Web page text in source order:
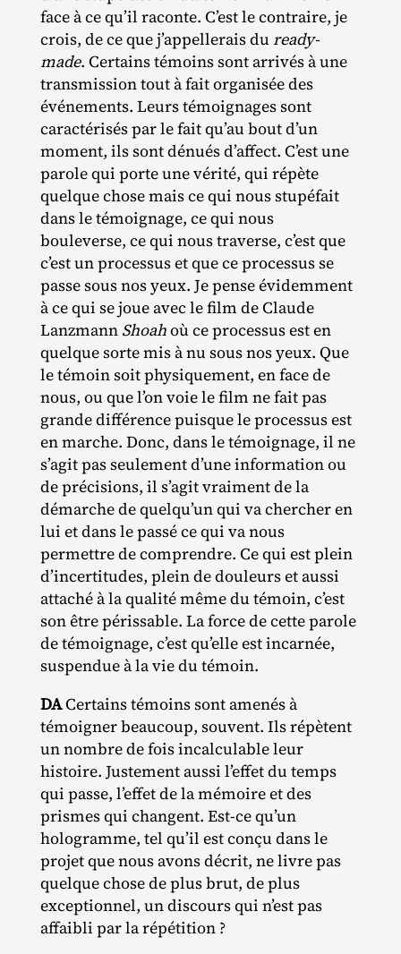
face à ce qu’il raconte. C’est le contraire, je
crois, de ce que j’appellerais du ready-
made. Certains témoins sont arrivés à une
transmission tout à fait organisée des
événements. Leurs témoignages sont
caractérisés par le fait qu’au bout d’un
moment, ils sont dénués d’affect. C’est une
parole qui porte une vérité, qui répète
quelque chose mais ce qui nous stupéfait
dans le témoignage, ce qui nous
bouleverse, ce qui nous traverse, c’est que
c’est un processus et que ce processus se
passe sous nos yeux. Je pense évidemment
à ce qui se joue avec le film de Claude
Lanzmann Shoahoù ce processus est en
quelque sorte mis à nu sous nos yeux. Que
le témoin soit physiquement, en face de
nous, ou que l’on voie le film ne fait pas
grande différence puisque le processus est
en marche. Donc, dans le témoignage, il ne
s’agit pas seulement d’une information ou
de précisions, il s’agit vraiment de la
démarche de quelqu’un qui va chercher en
lui et dans le passé ce qui va nous
permettre de comprendre. Ce qui est plein
d’incertitudes, plein de douleurs et aussi
attaché à la qualité même du témoin, c’est
son être périssable. La force de cette parole
de témoignage, c’est qu’elle est incarnée,
suspendue à la vie du témoin.
DACertains témoins sont amenés à
témoigner beaucoup, souvent. Ils répètent
un nombre de fois incalculable leur
histoire. Justement aussi l’effet du temps
qui passe, l’effet de la mémoire et des
prismes qui changent. Est‐​ce qu’un
hologramme, tel qu’il est conçu dans le
projet que nous avons décrit, ne livre pas
quelque chose de plus brut, de plus
exceptionnel, un discours qui n’est pas
affaibli par la répétition ?